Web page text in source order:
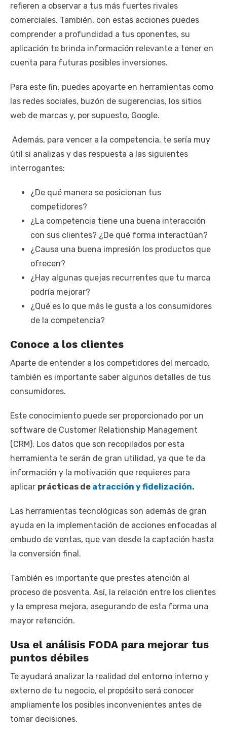
refieren a observar a tus más fuertes rivales
comerciales. También, con estas acciones puedes
comprender a profundidad a tus oponentes, su
aplicación te brinda información relevante a tener en
cuenta para futuras posibles inversiones.
Para este fin, puedes apoyarte en herramientas como
las redes sociales, buzón de sugerencias, los sitios
web de marcas y, por supuesto, Google.
Además, para vencer a la competencia, te sería muy
útil si analizas y das respuesta a las siguientes
interrogantes:
¿De qué manera se posicionan tus
competidores?
¿La competencia tiene una buena interacción
con sus clientes? ¿De qué forma interactúan?
¿Causa una buena impresión los productos que
ofrecen?
¿Hay algunas quejas recurrentes que tu marca
podría mejorar?
¿Qué es lo que más le gusta a los consumidores
de la competencia?
Conoce a los clientes
Aparte de entender a los competidores del mercado,
también es importante saber algunos detalles de tus
consumidores.
Este conocimiento puede ser proporcionado por un
software de Customer Relationship Management
(CRM). Los datos que son recopilados por esta
herramienta te serán de gran utilidad, ya que te da
información y la motivación que requieres para
aplicar prácticas de atracción y fidelización.
Las herramientas tecnológicas son además de gran
ayuda en la implementación de acciones enfocadas al
embudo de ventas, que van desde la captación hasta
la conversión final.
También es importante que prestes atención al
proceso de posventa. Así, la relación entre los clientes
y la empresa mejora, asegurando de esta forma una
mayor retención.
Usa el análisis FODA para mejorar tus
puntos débiles
Te ayudará analizar la realidad del entorno interno y
externo de tu negocio, el propósito será conocer
ampliamente los posibles inconvenientes antes de
tomar decisiones.